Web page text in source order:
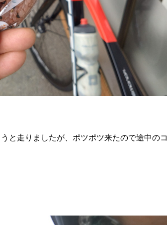
と走りましたが、ポツポツ来たので途中のコ